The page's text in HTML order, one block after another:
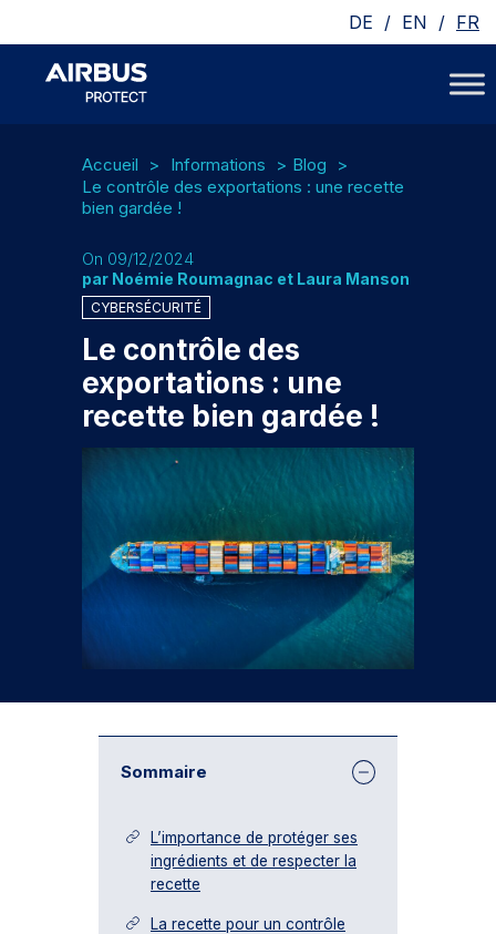
DE / EN / FR
Accueil Informations
Blog
Le contrôle des exportations : une recette
bien gardée !
On 09/12/2024
par Noémie Roumagnac et Laura Manson
CYBERSÉCURITÉ
Le contrôle des
exportations : une
recette bien gardée !
Sommaire
L’importance de protéger ses
ingrédients et de respecter la
recette
La recette pour un contrôle